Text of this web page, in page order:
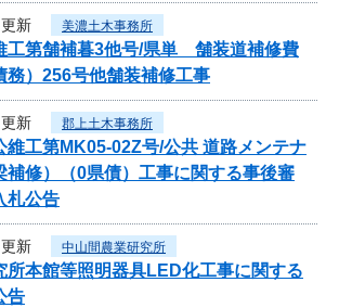
新 美濃土木事務所
工第舗補暮3他号/県単 舗装道補修費
務）256号他舗装補修工事
新 郡上土木事務所
維工第MK05-02Z号/公共 道路メンテナ
補修）（0県債）工事に関する事後審
札公告
新 中山間農業研究所
所本館等照明器具LED化工事に関する
告